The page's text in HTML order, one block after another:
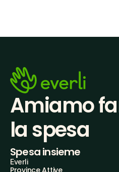
Amiamo
la spesa
Spesa insieme
Everli